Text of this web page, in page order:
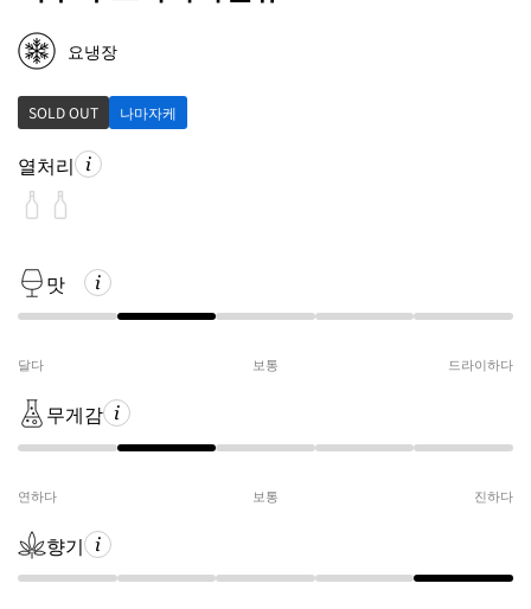
요냉장
SOLD OUT 나마자케
열처리
맛
달다 보통 드라이하다
무게감
연하다 보통 진하다
향기